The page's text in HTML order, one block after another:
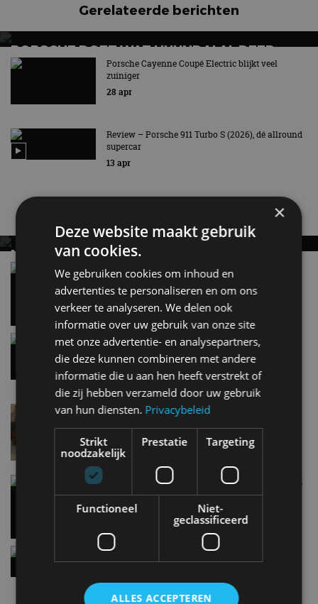
Gerelateerde berichten
PORSCHE DOET WAT HYUNDAI AL DEED
Zelf schakelen met E-Shift!Porsche Cayenne Coupé Electric blijkt veel
zuiniger
28 apr
Review – Porsche 911 Turbo S (2026), dé allround
supercar
13 apr
MET KORTING NAAR EV EXPERIENCE 2026?
AUTORAI REGELT HET!
EV Experience 2026 van 24 tot 26 september
Vergelijking: BMW iX3 vs Volvo EX60 – Welke
moet je hebben?
28 mei
Gespot: een Chevrolet Corvette Z06
7 aug
Lamborghini Revuelto eert 60 jaar Miura met
6 aug
Carbon fibre op je laadkabel: nergens voor nodig,
en precies daarom geweldig
5 aug
Hennessey Blackbird krijgt atmosferische V8 en
handbak: soms is eenvoud leuker
5 aug
×
Deze website maakt gebruik
van cookies.
We gebruiken cookies om inhoud en
advertenties te personaliseren en om ons
verkeer te analyseren. We delen ook
informatie over uw gebruik van onze site
met onze advertentie- en analysepartners,
die deze kunnen combineren met andere
informatie die u aan hen heeft verstrekt of
die zij hebben verzameld door uw gebruik
van hun diensten. Privacybeleid
Strikt
noodzakelijk
Prestatie Targeting
Functioneel
Niet-
geclassificeerd
ALLES ACCEPTEREN